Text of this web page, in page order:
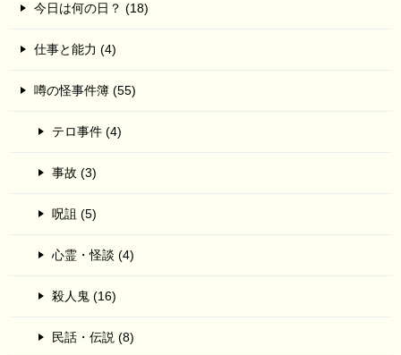
今日は何の日？ (18)
仕事と能力 (4)
噂の怪事件簿 (55)
テロ事件 (4)
事故 (3)
呪詛 (5)
心霊・怪談 (4)
殺人鬼 (16)
民話・伝説 (8)